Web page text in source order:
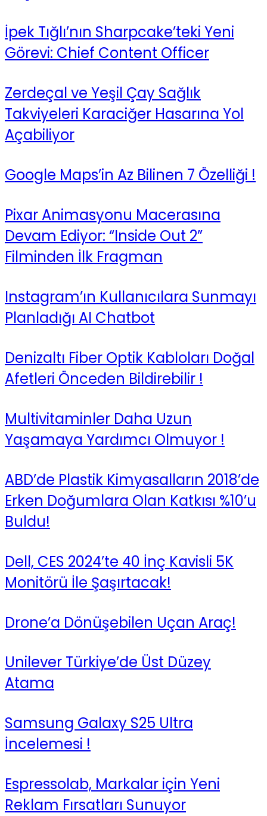
İpek Tığlı’nın Sharpcake’teki Yeni
Görevi: Chief Content Officer
Zerdeçal ve Yeşil Çay Sağlık
Takviyeleri Karaciğer Hasarına Yol
Açabiliyor
Google Maps’in Az Bilinen 7 Özelliği !
Pixar Animasyonu Macerasına
Devam Ediyor: “Inside Out 2”
Filminden İlk Fragman
Instagram’ın Kullanıcılara Sunmayı
Planladığı AI Chatbot
Denizaltı Fiber Optik Kabloları Doğal
Afetleri Önceden Bildirebilir !
Multivitaminler Daha Uzun
Yaşamaya Yardımcı Olmuyor !
ABD’de Plastik Kimyasalların 2018’de
Erken Doğumlara Olan Katkısı %10’u
Buldu!
Dell, CES 2024’te 40 İnç Kavisli 5K
Monitörü İle Şaşırtacak!
Drone’a Dönüşebilen Uçan Araç!
Unilever Türkiye’de Üst Düzey
Atama
Samsung Galaxy S25 Ultra
İncelemesi !
Espressolab, Markalar için Yeni
Reklam Fırsatları Sunuyor